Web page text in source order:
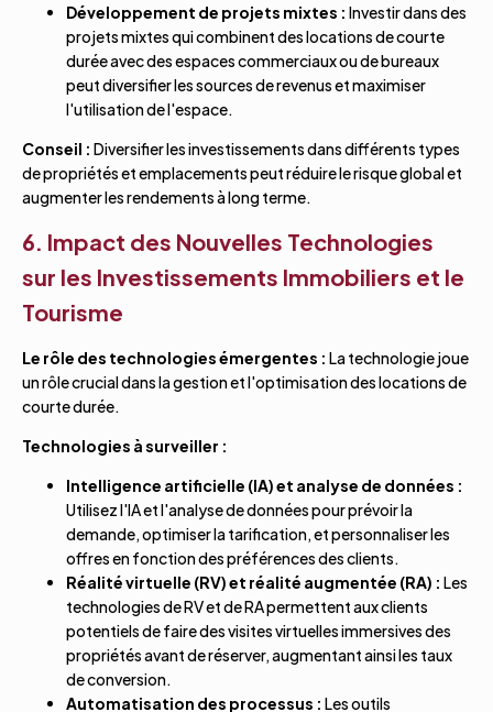
Développement de projets mixtes : Investir dans des
projets mixtes qui combinent des locations de courte
durée avec des espaces commerciaux ou de bureaux
peut diversifier les sources de revenus et maximiser
l'utilisation de l'espace.
Conseil : Diversifier les investissements dans différents types
de propriétés et emplacements peut réduire le risque global et
augmenter les rendements à long terme.
6. Impact des Nouvelles Technologies
sur les Investissements Immobiliers et le
Tourisme
Le rôle des technologies émergentes : La technologie joue
un rôle crucial dans la gestion et l'optimisation des locations de
courte durée.
Technologies à surveiller :
Intelligence artificielle (IA) et analyse de données :
Utilisez l'IA et l'analyse de données pour prévoir la
demande, optimiser la tarification, et personnaliser les
offres en fonction des préférences des clients.
Réalité virtuelle (RV) et réalité augmentée (RA) : Les
technologies de RV et de RA permettent aux clients
potentiels de faire des visites virtuelles immersives des
propriétés avant de réserver, augmentant ainsi les taux
de conversion.
Automatisation des processus : Les outils